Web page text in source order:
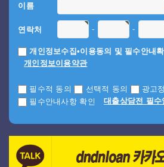
이름
연락처 - -
개인정보수집•이용동의 및 필수안내
개인정보이용약관
필수적 동의 선택적 동의
광고
필수안내사항 확인
대출상담전 필수